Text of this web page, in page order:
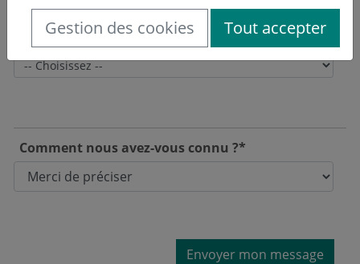
Comment nous avez-vous connu ?*
Envoyer mon message
Gestion des cookies Tout accepter